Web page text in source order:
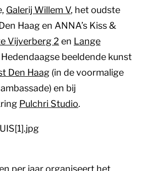
Galerij Willem V, het oudste
Haag en ANNA’s Kiss &
Vijverberg 2 en Lange
Hedendaagse beeldende kunst
Den Haag (in de voormalige
en bij
Pulchri Studio.
per jaar organiseert het